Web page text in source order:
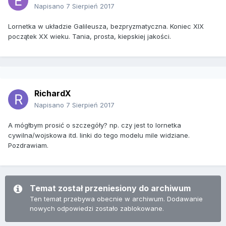
Napisano 7 Sierpień 2017
Lornetka w układzie Galileusza, bezpryzmatyczna. Koniec XIX
początek XX wieku. Tania, prosta, kiepskiej jakości.
RichardX
Napisano 7 Sierpień 2017
A mógłbym prosić o szczegóły? np. czy jest to lornetka
cywilna/wojskowa itd. linki do tego modelu mile widziane.
Pozdrawiam.
Temat został przeniesiony do archiwum
Ten temat przebywa obecnie w archiwum. Dodawanie
nowych odpowiedzi zostało zablokowane.